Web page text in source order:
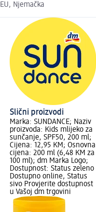
EU, Njemačka
Slični proizvodi
Marka: SUNDANCE; Naziv
proizvoda: Kids mlijeko za
sunčanje, SPF50, 200 ml;
Cijena: 12,95 KM; Osnovna
cijena: 200 ml (6,48 KM za
100 ml); dm Marka Logo;
Dostupnost: Status zeleno
Dostupno online, Status
sivo Provjerite dostupnost
u Vašoj dm trgovini